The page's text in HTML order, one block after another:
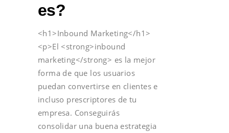
es?
<h1>Inbound Marketing</h1>
<p>El <strong>inbound
marketing</strong> es la mejor
forma de que los usuarios
puedan convertirse en clientes e
incluso prescriptores de tu
empresa. Conseguirás
consolidar una buena estrategia